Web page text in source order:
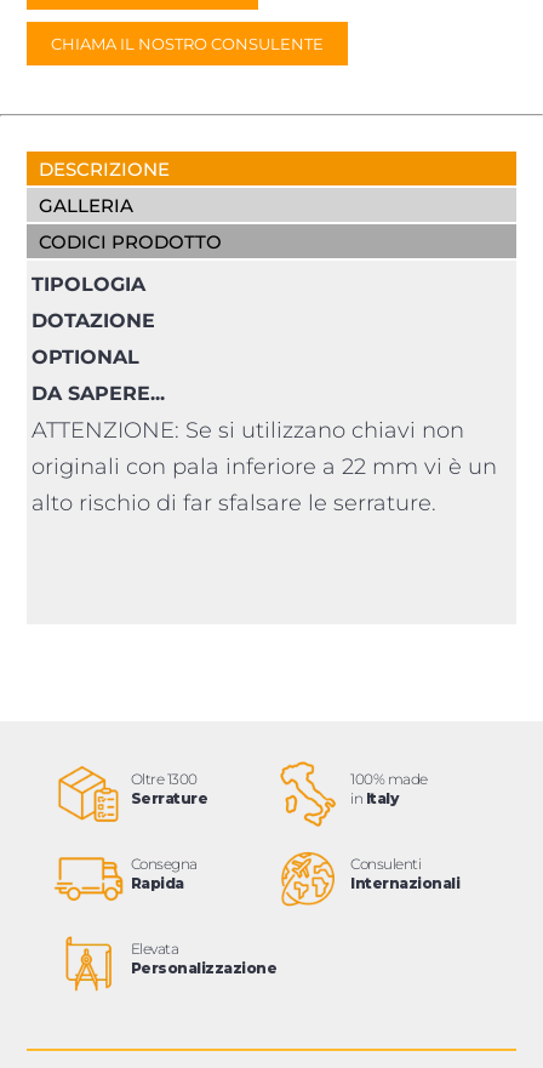
CHIAMA IL NOSTRO CONSULENTE
DESCRIZIONE
GALLERIA
CODICI PRODOTTO
TIPOLOGIA
DOTAZIONE
OPTIONAL
DA SAPERE...
ATTENZIONE: Se si utilizzano chiavi non
originali con pala inferiore a 22 mm vi è un
alto rischio di far sfalsare le serrature.
Oltre 1300
Serrature
100% made
in Italy
Consegna
Rapida
Consulenti
Internazionali
Elevata
Personalizzazione